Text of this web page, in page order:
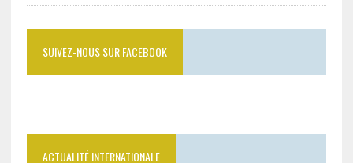
SUIVEZ-NOUS SUR FACEBOOK
ACTUALITÉ INTERNATIONALE